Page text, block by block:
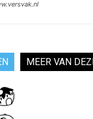
MEER VAN